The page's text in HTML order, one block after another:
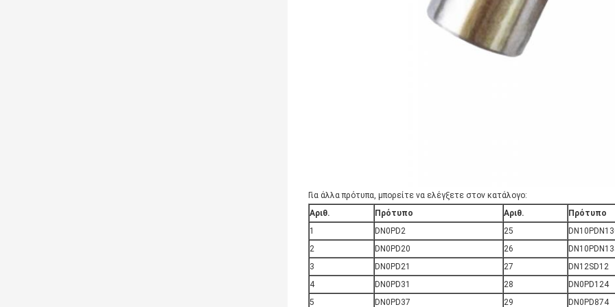
Για άλλα πρότυπα, μπορείτε να ελέγξετε στον κατάλογο:
Αριθ.
Πρότυπο Αριθ.
Πρότυπο
1
DN0PD2 25
2
DN0PD20 26
3
DN0PD21 27
DN12SD12
4
DN0PD31 28
DN0PD124
5
DN0PD37 29 DN0PD874